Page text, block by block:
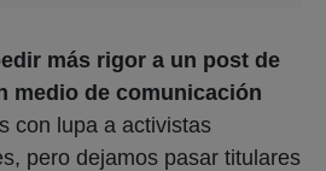
más rigor a un post de
medio de comunicación
con lupa a activistas
pero dejamos pasar titulares